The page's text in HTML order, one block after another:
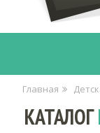
Главная
КАТАЛОГ